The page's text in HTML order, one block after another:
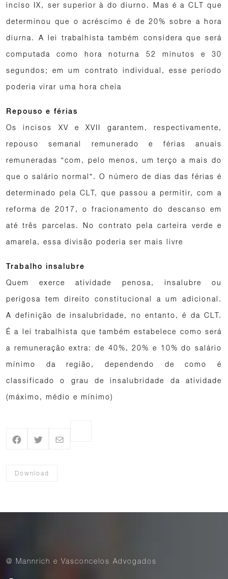
inciso IX, ser superior à do diurno. Mas é a CLT que
determinou que o acréscimo é de 20% sobre a hora
diurna. A lei trabalhista também considera que será
computada como hora noturna 52 minutos e 30
segundos; em um contrato individual, esse período
poderia virar uma hora cheia
Repouso e férias
Os incisos XV e XVII garantem, respectivamente,
repouso semanal remunerado e férias anuais
remuneradas “com, pelo menos, um terço a mais do
que o salário normal”. O número de dias das férias é
determinado pela CLT, que passou a permitir, com a
reforma de 2017, o fracionamento do descanso em
até três parcelas. No contrato pela carteira verde e
amarela, essa divisão poderia ser mais livre
Trabalho insalubre
Quem exerce atividade penosa, insalubre ou
perigosa tem direito constitucional a um adicional.
A definição de insalubridade, no entanto, é da CLT.
É a lei trabalhista que também estabelece como será
a remuneração extra: de 40%, 20% e 10% do salário
mínimo da região, dependendo de como é
classificado o grau de insalubridade da atividade
(máximo, médio e mínimo)
Download
@ Mannrich e Vasconcelos Advogados